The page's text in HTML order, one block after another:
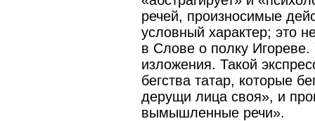
речей, произносимые
условный характер; это
в Слове о полку Игореве.
изложения. Такой
бегства татар, которые
дерущи лица своя», и
вымышленные речи».